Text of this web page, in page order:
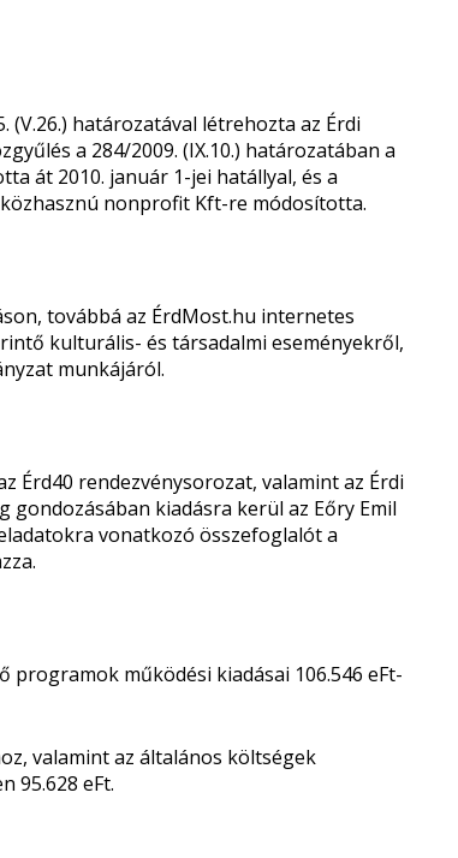
(V.26.) határozatával létrehozta az Érdi
a 284/2009. (IX.10.) határozatában a
át 2010. január 1-jei hatállyal, és a
nonprofit Kft-re módosította.
továbbá az ÉrdMost.hu internetes
kulturális- és társadalmi eseményekről,
munkájáról.
Érd40 rendezvénysorozat, valamint az Érdi
gondozásában kiadásra kerül az Eőry Emil
vonatkozó összefoglalót a
működési kiadásai 106.546 eFt-
valamint az általános költségek
95.628 eFt.